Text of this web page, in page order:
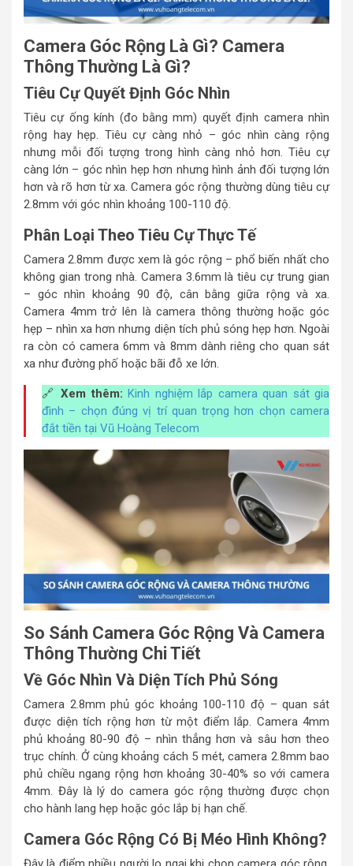
Camera Góc Rộng Là Gì? Camera
Thông Thường Là Gì?
Tiêu Cự Quyết Định Góc Nhìn
Tiêu cự ống kính (đo bằng mm) quyết định camera nhìn
rộng hay hẹp. Tiêu cự càng nhỏ – góc nhìn càng rộng
nhưng mỗi đối tượng trong hình càng nhỏ hơn. Tiêu cự
càng lớn – góc nhìn hẹp hơn nhưng hình ảnh đối tượng lớn
hơn và rõ hơn từ xa. Camera góc rộng thường dùng tiêu cự
2.8mm với góc nhìn khoảng 100-110 độ.
Phân Loại Theo Tiêu Cự Thực Tế
Camera 2.8mm được xem là góc rộng – phổ biến nhất cho
không gian trong nhà. Camera 3.6mm là tiêu cự trung gian
– góc nhìn khoảng 90 độ, cân bằng giữa rộng và xa.
Camera 4mm trở lên là camera thông thường hoặc góc
hẹp – nhìn xa hơn nhưng diện tích phủ sóng hẹp hơn. Ngoài
ra còn có camera 6mm và 8mm dành riêng cho quan sát
xa như đường phố hoặc bãi đỗ xe lớn.
🔗 Xem thêm: Kinh nghiệm lắp camera quan sát gia
đình – chọn đúng vị trí quan trọng hơn chọn camera
đắt tiền tại Vũ Hoàng Telecom
So Sánh Camera Góc Rộng Và Camera
Thông Thường Chi Tiết
Về Góc Nhìn Và Diện Tích Phủ Sóng
Camera 2.8mm phủ góc khoảng 100-110 độ – quan sát
được diện tích rộng hơn từ một điểm lắp. Camera 4mm
phủ khoảng 80-90 độ – nhìn thẳng hơn và sâu hơn theo
trục chính. Ở cùng khoảng cách 5 mét, camera 2.8mm bao
phủ chiều ngang rộng hơn khoảng 30-40% so với camera
4mm. Đây là lý do camera góc rộng thường được chọn
cho hành lang hẹp hoặc góc lắp bị hạn chế.
Camera Góc Rộng Có Bị Méo Hình Không?